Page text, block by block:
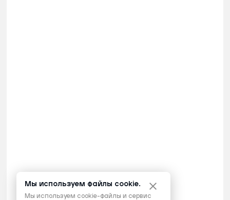
Мы используем файлы cookie.
Мы используем cookie-файлы и сервис